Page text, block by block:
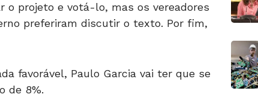
o projeto e votá-lo, mas os vereadores
preferiram discutir o texto. Por fim,
favorável, Paulo Garcia vai ter que se
de 8%.